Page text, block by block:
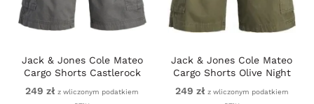
Jack & Jones Cole Mateo
Cargo Shorts Castlerock
249 zł z wliczonym podatkiem
Jack & Jones Cole Mateo
Cargo Shorts Olive Night
249 zł z wliczonym podatkiem